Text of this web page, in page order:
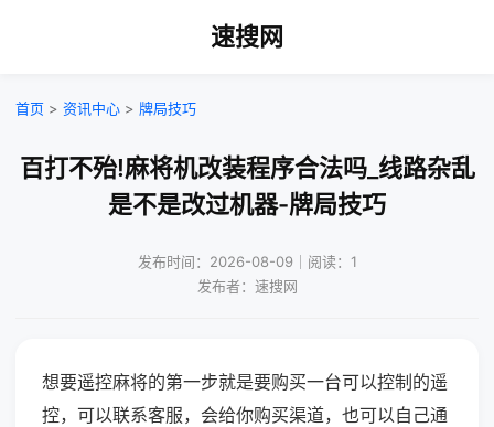
速搜网
首页 > 资讯中心 > 牌局技巧
百打不殆!麻将机改装程序合法吗_线路杂乱
是不是改过机器-牌局技巧
发布时间：2026-08-09｜阅读：1
发布者：速搜网
想要遥控麻将的第一步就是要购买一台可以控制的遥
控，可以联系客服，会给你购买渠道，也可以自己通